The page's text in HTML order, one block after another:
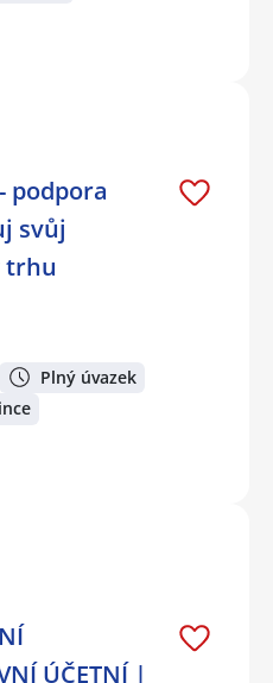
podpora
svůj
trhu
Plný úvazek
ÚČETNÍ |